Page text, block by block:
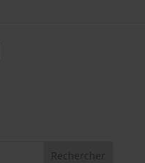
Rechercher